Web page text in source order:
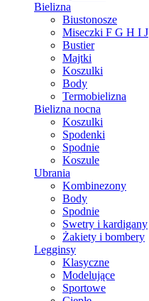
Bielizna
Biustonosze
Miseczki F G H I J
Bustier
Majtki
Koszulki
Body
Termobielizna
Bielizna nocna
Koszulki
Spodenki
Spodnie
Koszule
Ubrania
Kombinezony
Body
Spodnie
Swetry i kardigany
Żakiety i bombery
Legginsy
Klasyczne
Modelujące
Sportowe